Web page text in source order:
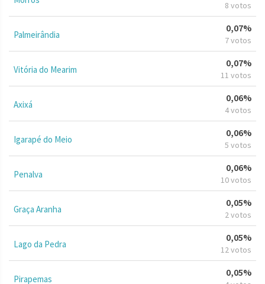
8 votos
Palmeirândia
0,07%
7 votos
Vitória do Mearim
0,07%
11 votos
Axixá
0,06%
4 votos
Igarapé do Meio
0,06%
5 votos
Penalva
0,06%
10 votos
Graça Aranha
0,05%
2 votos
Lago da Pedra
0,05%
12 votos
Pirapemas
0,05%